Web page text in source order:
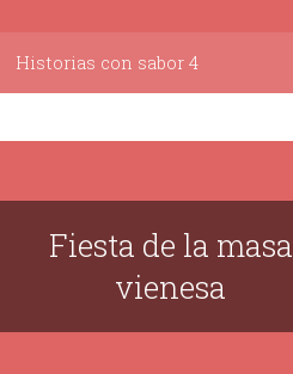
Historias con sabor 4
Fiesta de la masa
vienesa